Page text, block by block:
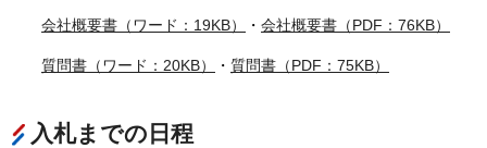
会社概要書（ワード：19KB） ・ 会社概要書（PDF：76KB）
質問書（ワード：20KB） ・ 質問書（PDF：75KB）
入札までの日程